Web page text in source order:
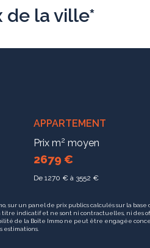
de la ville*
APPARTEMENT
Prix m2 moyen
2679 €
De 1270 € à 3552 €
sur un panel de prix publics calculés sur la base
titre indicatif et ne sont ni contractuelles, ni des
de la Boîte Immo ne peut être engagée
estimations.